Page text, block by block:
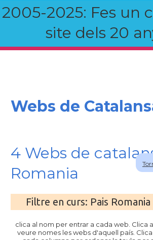
2005-2025: Fes un
site dels 20
Webs de
4 Webs de
Romania
Filtre en curs: Pais Romania
clica al nom per entrar a cada web. Clica
veure nomes les webs d'aquell país.